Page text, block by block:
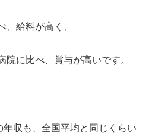
、給料が高く、
院に比べ、賞与が高いです。
収も、全国平均と同じくらい